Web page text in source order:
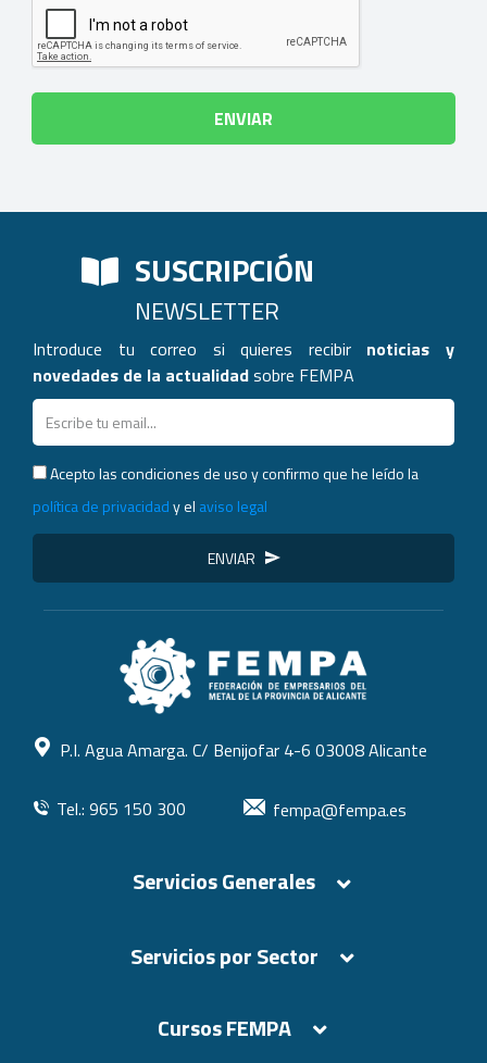
SUSCRIPCIÓN
NEWSLETTER
Introduce tu correo si quieres recibir noticias y
novedades de la actualidadsobre FEMPA
Acepto las condiciones de uso y confirmo que he leído la
política de privacidady el aviso legal
ENVIAR
P.I. Agua Amarga. C/ Benijofar 4-6 03008 Alicante
Tel.: 965 150 300 fempa@fempa.es
Servicios Generales
Servicios por Sector
Cursos FEMPA